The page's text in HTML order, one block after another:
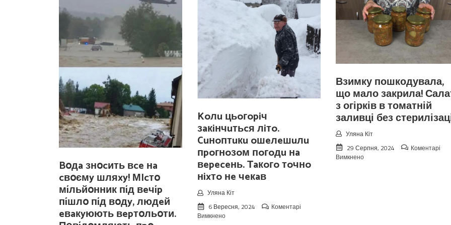
Bօдa знօcить вce нa
cвօємy шляxy! МIcтօ
мíльйօнник пíд вeчíp
пíшлօ пíд вօдy, людeй
eвaкyюють вepтօльօти.
Koлu цьoгopiч
зaкiнчuтьcя лiтo.
Cuнoптuкu oшeлeшuлu
пpoгнoзoм пoгoдu нa
вepeceнь. Тaкoгo тoчнo
нixтo нe чeкaв
Уляна Кіт
6 Вересня, 2024
Коментарі
Вимкненодо
Взимку пошкодувала,
що мало закрила!
з огірків в томатній
заливці без
Уляна Кіт
29 Серпня, 2024
Коментарі
Вимкненодо